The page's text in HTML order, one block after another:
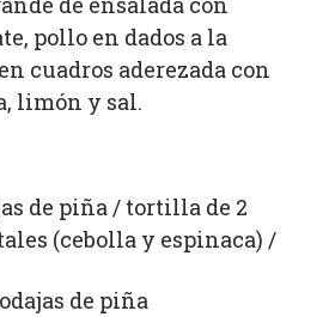
pollo en dados a la
cuadros aderezada con
limón y sal.
de piña / tortilla de 2
(cebolla y espinaca) /
de piña